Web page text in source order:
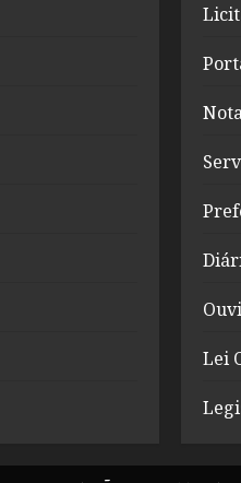
Lei